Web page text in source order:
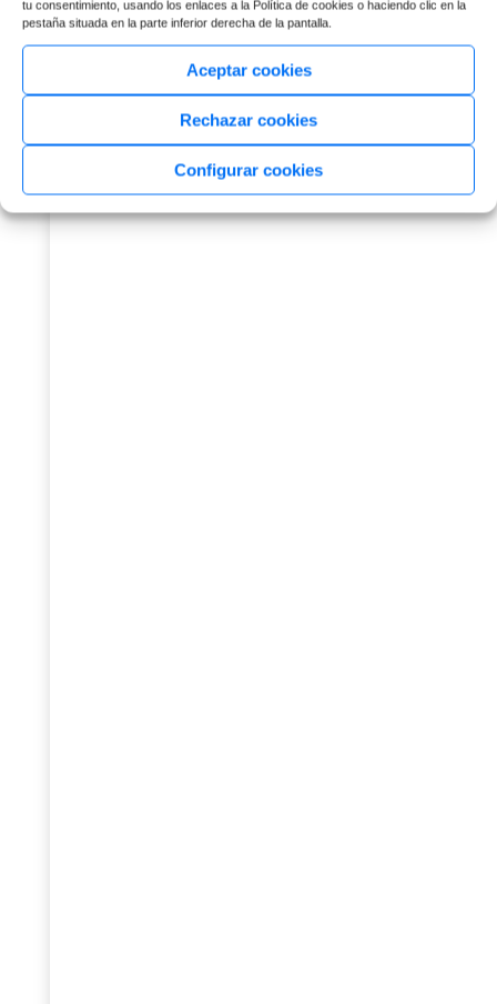
tu consentimiento, usando los enlaces a la Política de cookies o haciendo clic en la
pestaña situada en la parte inferior derecha de la pantalla.
Aceptar cookies
Rechazar cookies
Configurar cookies